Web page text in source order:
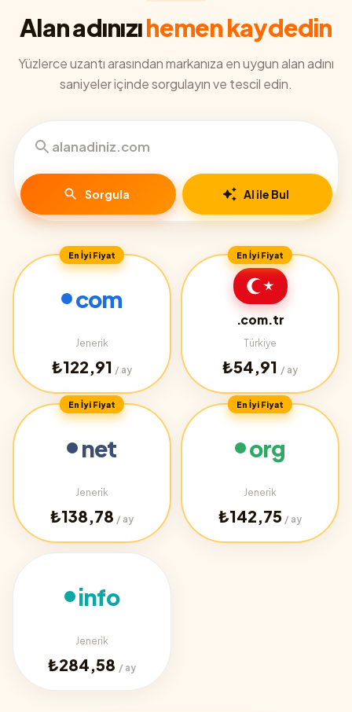
Alan adınızıhemen kaydedin
Yüzlerce uzantı arasından markanıza en uygun alan adını
saniyeler içinde sorgulayın ve tescil edin.
Sorgula AI ile Bul
En İyi Fiyat
com
Jenerik
₺122,91 / ay
En İyi Fiyat
.com.tr
Türkiye
₺54,91 / ay
En İyi Fiyat
net
Jenerik
₺138,78 / ay
En İyi Fiyat
org
Jenerik
₺142,75 / ay
info
Jenerik
₺284,58 / ay